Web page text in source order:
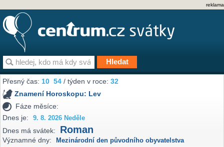
reklama
Přesný čas:10 54 / týden v roce:32
Znamení Horoskopu: Lev
Fáze měsíce:
Dnes je:
9. 8. 2026 Neděle
Dnes má svátek: Roman
Významné dny: Mezinárodní den původního obyvatelstva